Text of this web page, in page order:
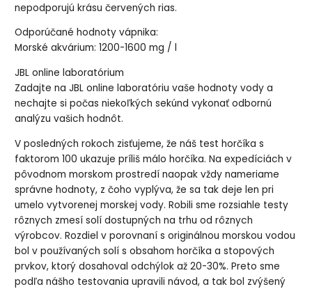
nepodporujú krásu červených rias.
Odporúčané hodnoty vápnika:
Morské akvárium: 1200-1600 mg / l
JBL online laboratórium
Zadajte na JBL online laboratóriu vaše hodnoty vody a
nechajte si počas niekoľkých sekúnd vykonať odbornú
analýzu vašich hodnôt.
V posledných rokoch zisťujeme, že náš test horčíka s
faktorom 100 ukazuje príliš málo horčíka. Na expedíciách v
pôvodnom morskom prostredí naopak vždy nameriame
správne hodnoty, z čoho vyplýva, že sa tak deje len pri
umelo vytvorenej morskej vody. Robili sme rozsiahle testy
rôznych zmesí solí dostupných na trhu od rôznych
výrobcov. Rozdiel v porovnaní s originálnou morskou vodou
bol v používaných solí s obsahom horčíka a stopových
prvkov, ktorý dosahoval odchýlok až 20-30%. Preto sme
podľa nášho testovania upravili návod, a tak bol zvýšený